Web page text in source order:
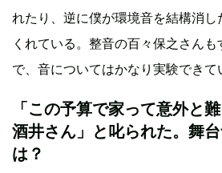
れたり、逆に僕が環境音を結構消し
くれている。整音の百々保之さん
で、音についてはかなり実験できて
「この予算で家って意外と
酒井さん」と叱られた。舞
は？